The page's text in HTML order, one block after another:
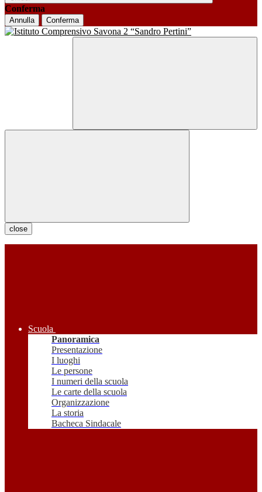
Conferma
Annulla Conferma
close
Scuola
Panoramica
Presentazione
I luoghi
Le persone
I numeri della scuola
Le carte della scuola
Organizzazione
La storia
Bacheca Sindacale